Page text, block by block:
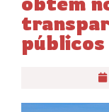
públicos